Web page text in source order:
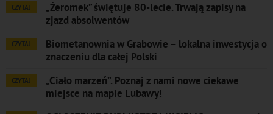
CZYTAJ
„Żeromek” świętuje 80-lecie. Trwają zapisy na
zjazd absolwentów
CZYTAJ
Biometanownia w Grabowie – lokalna inwestycja o
znaczeniu dla całej Polski
CZYTAJ
„Ciało marzeń”. Poznaj z nami nowe ciekawe
miejsce na mapie Lubawy!